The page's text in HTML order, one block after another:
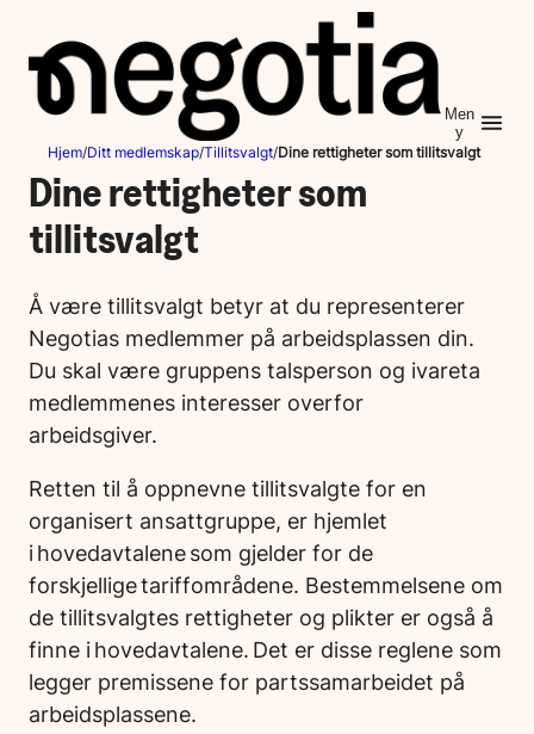
innhold
Men
y
Hjem/Ditt medlemskap/Tillitsvalgt/Dine rettigheter som tillitsvalgt
Dine rettigheter som
tillitsvalgt
Å være tillitsvalgt betyr at du representerer
Negotias medlemmer på arbeidsplassen din.
Du skal være gruppens talsperson og ivareta
medlemmenes interesser overfor
arbeidsgiver.
Retten til å oppnevne tillitsvalgte for en
organisert ansattgruppe, er hjemlet
i hovedavtalene som gjelder for de
forskjellige tariffområdene. Bestemmelsene om
de tillitsvalgtes rettigheter og plikter er også å
finne i hovedavtalene. Det er disse reglene som
legger premissene for partssamarbeidet på
arbeidsplassene.